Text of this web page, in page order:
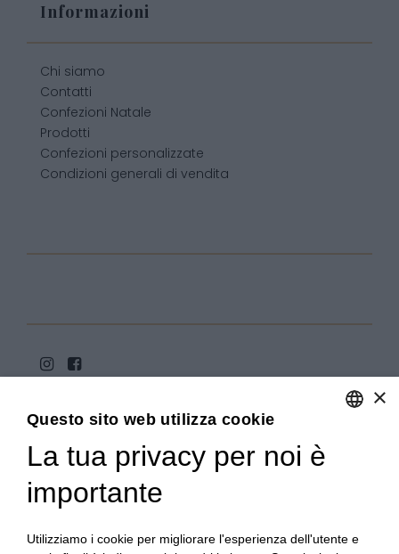
Informazioni
Chi siamo
Contatti
Confezioni Natale
Prodotti
Confezioni personalizzate
Condizioni generali di vendita
Copyright 2020© Regali Digusto è un marchio di Olio
10022 Carmagnola (TO) - PIVA 07980320019
×
Questo sito web utilizza cookie
La tua privacy per noi è
importante
Utilizziamo i cookie per migliorare l'esperienza dell'utente e